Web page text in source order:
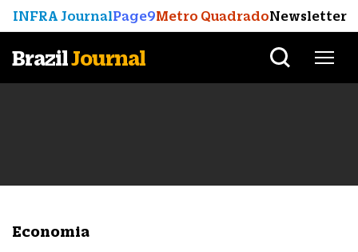
INFRA JournalPage9Metro QuadradoNewsletter
BrazilJournal
Economia